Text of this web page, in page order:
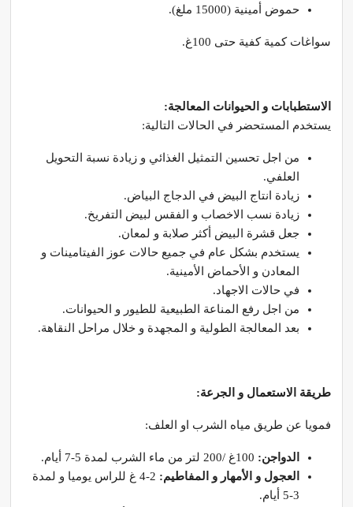
حموض أمينية (15000 ملغ).
سواغات كمية كفية حتى 100غ.
الاستطبابات و الحيوانات المعالجة:
يستخدم المستحضر في الحالات التالية:
من اجل تحسين التمثيل الغذائي و زيادة نسبة التحويل
العلفي.
زيادة انتاج البيض في الدجاج البياض.
زيادة نسب الاخصاب و الفقس لبيض التفريخ.
جعل قشرة البيض أكثر صلابة و لمعان.
يستخدم بشكل عام في جميع حالات عوز الفيتامينات و
المعادن و الأحماض الأمينية.
في حالات الاجهاد.
من اجل رفع المناعة الطبيعية للطيور و الحيوانات.
بعد المعالجة الطولية و المجهدة و خلال مراحل النقاهة.
طريقة الاستعمال و الجرعة:
فمويا عن طريق مياه الشرب او العلف:
الدواجن:
العجول و الأمهار و المفاطيم:
2-4 غ للراس يوميا و لمدة
3-5 أيام.